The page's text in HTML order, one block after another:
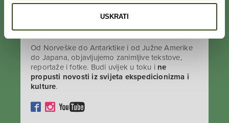
USKRATI
Od Norveške do Antarktike i od Južne Amerike
do Japana, objavljujemo zanimljive tekstove,
reportaže i fotke. Budi uvijek u toku i ne
propusti novosti iz svijeta ekspedicionizma i
kulture.